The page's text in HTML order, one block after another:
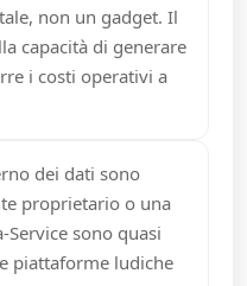
non un gadget. Il
capacità di generare
i costi operativi a
dei dati sono
proprietario o una
sono quasi
piattaforme ludiche